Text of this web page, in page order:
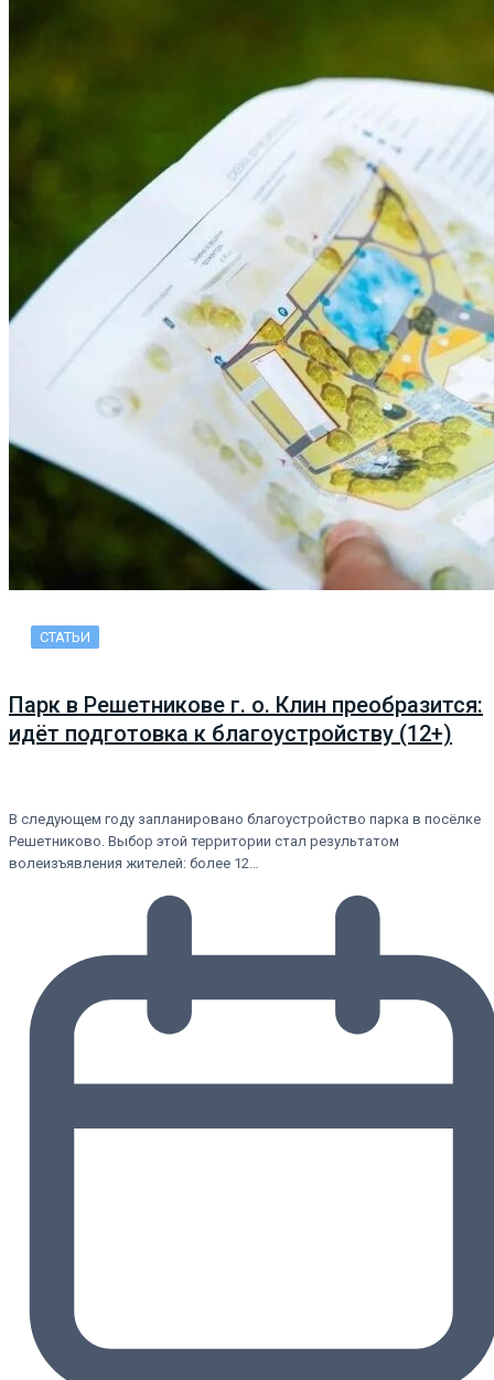
СТАТЬИ
Парк в Решетникове г. о. Клин преобразится:
идёт подготовка к благоустройству (12+)
В следующем году запланировано благоустройство парка в посёлке
Решетниково. Выбор этой территории стал результатом
волеизъявления жителей: более 12…